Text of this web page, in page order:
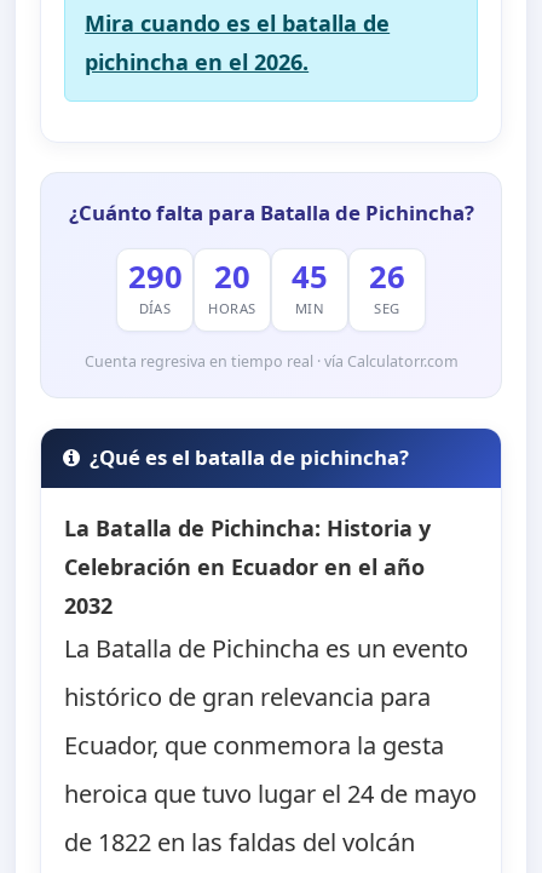
Mira cuando es el batalla de
pichincha en el 2026.
¿Cuánto falta para Batalla de Pichincha?
290
DÍAS
20
HORAS
45
MIN
24
SEG
Cuenta regresiva en tiempo real · vía Calculatorr.com
¿Qué es el batalla de pichincha?
La Batalla de Pichincha: Historia y
Celebración en Ecuador en el año
2032
La Batalla de Pichincha es un evento
histórico de gran relevancia para
Ecuador, que conmemora la gesta
heroica que tuvo lugar el 24 de mayo
de 1822 en las faldas del volcán